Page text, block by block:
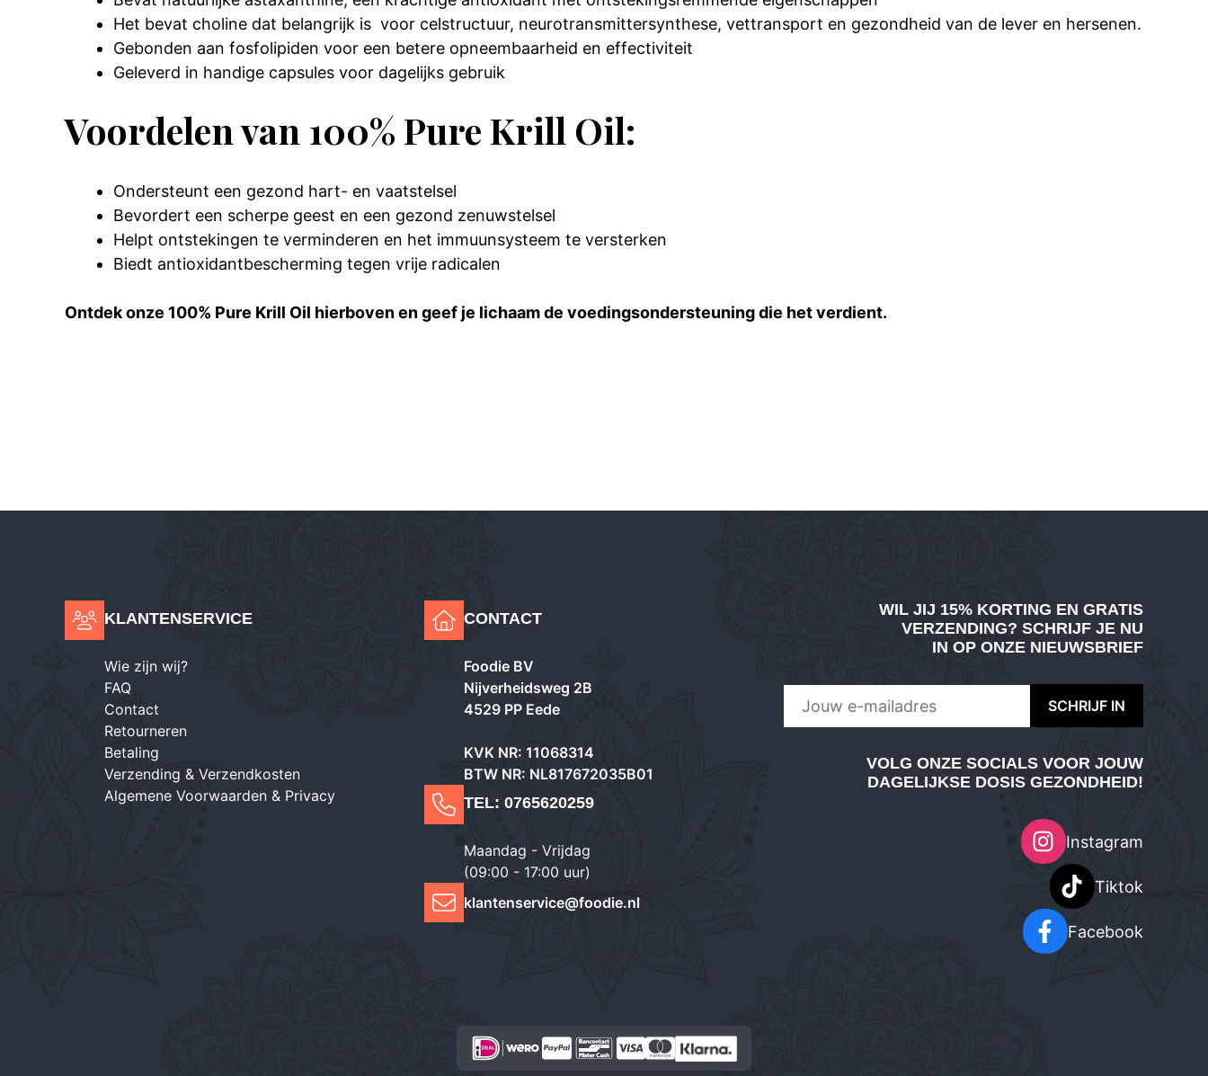
Het bevat choline dat belangrijk is voor celstructuur, neurotransmittersynthese, vettransport en gezondheid van de lever en hersenen.
Gebonden aan fosfolipiden voor een betere opneembaarheid en effectiviteit
Geleverd in handige capsules voor dagelijks gebruik
Voordelen van 100% Pure Krill Oil:
Ondersteunt een gezond hart- en vaatstelsel
Bevordert een scherpe geest en een gezond zenuwstelsel
Helpt ontstekingen te verminderen en het immuunsysteem te versterken
Biedt antioxidantbescherming tegen vrije radicalen
Ontdek onze 100% Pure Krill Oil hierboven en geef je lichaam de voedingsondersteuning die het verdient.
KLANTENSERVICE
Wie zijn wij?
FAQ
Contact
Retourneren
Betaling
Verzending & Verzendkosten
Algemene Voorwaarden & Privacy
CONTACT
Foodie BV
Nijverheidsweg 2B
4529 PP Eede
KVK NR: 11068314
BTW NR: NL817672035B01
TEL: 0765620259
Maandag - Vrijdag
(09:00 - 17:00 uur)
klantenservice@foodie.nl
WIL JIJ 15% KORTING EN GRATIS
VERZENDING? SCHRIJF JE NU
IN OP ONZE NIEUWSBRIEF
VOLG ONZE SOCIALS VOOR JOUW
DAGELIJKSE DOSIS GEZONDHEID!
Instagram
Tiktok
Facebook